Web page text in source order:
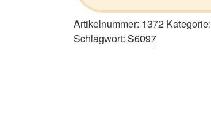
Artikelnummer: 1372 Kategorie:
Schlagwort: S6097